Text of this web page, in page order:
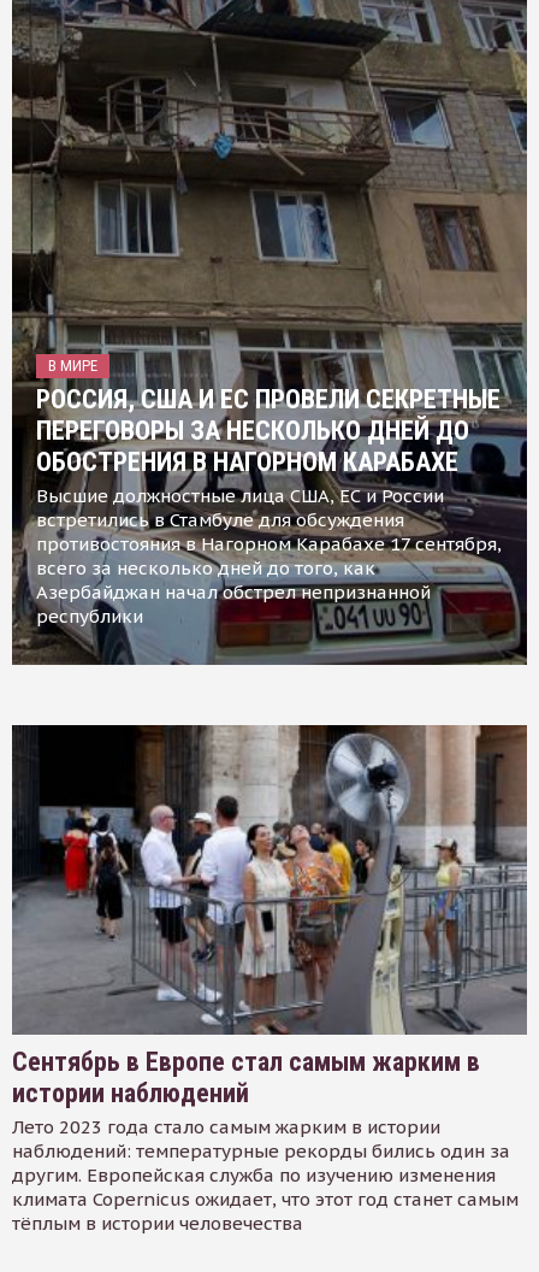
В МИРЕ
РОССИЯ, США И ЕС ПРОВЕЛИ СЕКРЕТНЫЕ
ПЕРЕГОВОРЫ ЗА НЕСКОЛЬКО ДНЕЙ ДО
ОБОСТРЕНИЯ В НАГОРНОМ КАРАБАХЕ
Высшие должностные лица США, ЕС и России
встретились в Стамбуле для обсуждения
противостояния в Нагорном Карабахе 17 сентября,
всего за несколько дней до того, как
Азербайджан начал обстрел непризнанной
республики
Сентябрь в Европе стал самым жарким в
истории наблюдений
Лето 2023 года стало самым жарким в истории
наблюдений: температурные рекорды бились один за
другим. Европейская служба по изучению изменения
климата Copernicus ожидает, что этот год станет самым
тёплым в истории человечества